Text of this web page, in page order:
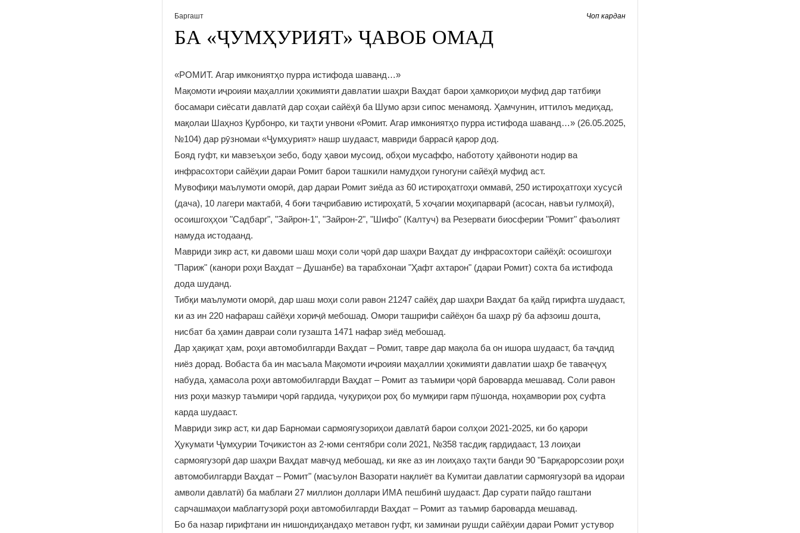
Баргашт Чоп кардан
БА «ҶУМҲУРИЯТ» ҶАВОБ ОМАД
«РОМИТ. Агар имкониятҳо пурра истифода шаванд…»
Мақомоти иҷроияи маҳаллии ҳокимияти давлатии шаҳри Ваҳдат барои ҳамкориҳои муфид дар татбиқи
босамари сиёсати давлатӣ дар соҳаи сайёҳӣ ба Шумо арзи сипос менамояд. Ҳамчунин, иттилоъ медиҳад,
мақолаи Шаҳноз Қурбонро, ки таҳти унвони «Ромит. Агар имкониятҳо пурра истифода шаванд…» (26.05.2025,
№104) дар рӯзномаи «Ҷумҳурият» нашр шудааст, мавриди баррасӣ қарор дод.
Бояд гуфт, ки мавзеъҳои зебо, боду ҳавои мусоид, обҳои мусаффо, набототу ҳайвоноти нодир ва
инфрасохтори сайёҳии дараи Ромит барои ташкили намудҳои гуногуни сайёҳӣ муфид аст.
Мувофиқи маълумоти оморӣ, дар дараи Ромит зиёда аз 60 истироҳатгоҳи оммавӣ, 250 истироҳатгоҳи хусусӣ
(дача), 10 лагери мактабӣ, 4 боғи таҷрибавию истироҳатӣ, 5 хоҷагии моҳипарварӣ (асосан, навъи гулмоҳӣ),
осоишгоҳҳои "Садбарг", "Зайрон-1", "Зайрон-2", "Шифо" (Калтуч) ва Резервати биосферии "Ромит" фаъолият
намуда истодаанд.
Мавриди зикр аст, ки давоми шаш моҳи соли ҷорӣ дар шаҳри Ваҳдат ду инфрасохтори сайёҳӣ: осоишгоҳи
"Париж" (канори роҳи Ваҳдат – Душанбе) ва тарабхонаи "Ҳафт ахтарон" (дараи Ромит) сохта ба истифода
дода шуданд.
Тибқи маълумоти оморӣ, дар шаш моҳи соли равон 21247 сайёҳ дар шаҳри Ваҳдат ба қайд гирифта шудааст,
ки аз ин 220 нафараш сайёҳи хориҷӣ мебошад. Омори ташрифи сайёҳон ба шаҳр рӯ ба афзоиш дошта,
нисбат ба ҳамин давраи соли гузашта 1471 нафар зиёд мебошад.
Дар ҳақиқат ҳам, роҳи автомобилгарди Ваҳдат – Ромит, тавре дар мақола ба он ишора шудааст, ба таҷдид
ниёз дорад. Вобаста ба ин масъала Мақомоти иҷроияи маҳаллии ҳокимияти давлатии шаҳр бе таваҷҷуҳ
набуда, ҳамасола роҳи автомобилгарди Ваҳдат – Ромит аз таъмири ҷорӣ бароварда мешавад. Соли равон
низ роҳи мазкур таъмири ҷорӣ гардида, чуқуриҳои роҳ бо мумқири гарм пӯшонда, ноҳамвории роҳ суфта
карда шудааст.
Мавриди зикр аст, ки дар Барномаи сармоягузориҳои давлатӣ барои солҳои 2021-2025, ки бо қарори
Ҳукумати Ҷумҳурии Тоҷикистон аз 2-юми сентябри соли 2021, №358 тасдиқ гардидааст, 13 лоиҳаи
сармоягузорӣ дар шаҳри Ваҳдат мавҷуд мебошад, ки яке аз ин лоиҳаҳо таҳти банди 90 "Барқарорсозии роҳи
автомобилгарди Ваҳдат – Ромит" (масъулон Вазорати нақлиёт ва Кумитаи давлатии сармоягузорӣ ва идораи
амволи давлатӣ) ба маблағи 27 миллион доллари ИМА пешбинӣ шудааст. Дар сурати пайдо гаштани
сарчашмаҳои маблағгузорӣ роҳи автомобилгарди Ваҳдат – Ромит аз таъмир бароварда мешавад.
Бо ба назар гирифтани ин нишондиҳандаҳо метавон гуфт, ки заминаи рушди сайёҳии дараи Ромит устувор